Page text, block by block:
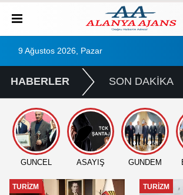
9 Ağustos 2026, Pazar
HABERLER SON DAKİKA
GÜNCEL ASAYİŞ GÜNDEM
TURİZM TURİZM